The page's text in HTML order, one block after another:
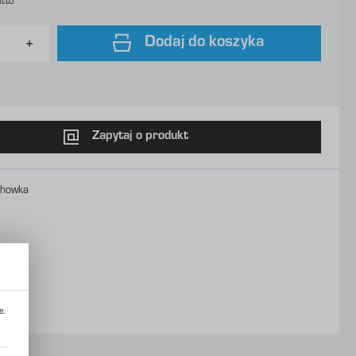
Dodaj do koszyka
Zapytaj o produkt